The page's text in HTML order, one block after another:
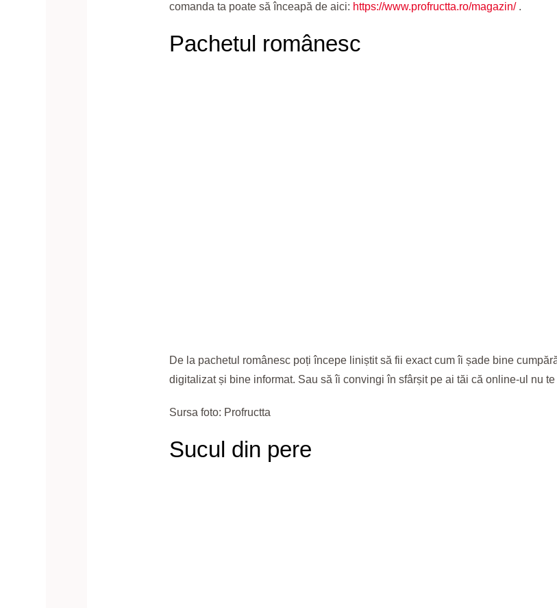
comanda ta poate să înceapă de aici: https://www.profructta.ro/magazin/.
Pachetul românesc
De la pachetul românesc poți începe liniștit să fii exact cum îi șade bine
digitalizat și bine informat. Sau să îi convingi în sfârșit pe ai tăi că online-ul nu
Sursa foto: Profructta
Sucul din pere